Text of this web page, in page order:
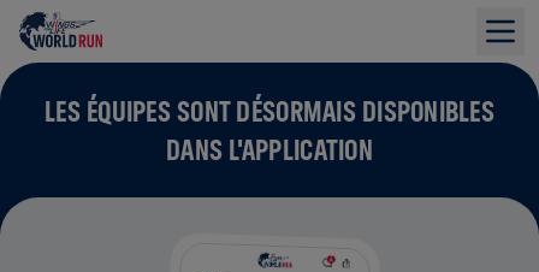
LES ÉQUIPES SONT DÉSORMAIS DISPONIBLES
DANS L'APPLICATION